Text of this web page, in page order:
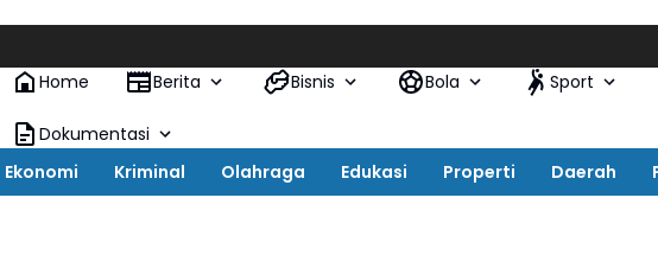
Home
Berita Bisnis Bola Sport
Dokumentasi
Ekonomi Kriminal Olahraga Edukasi Properti Daerah